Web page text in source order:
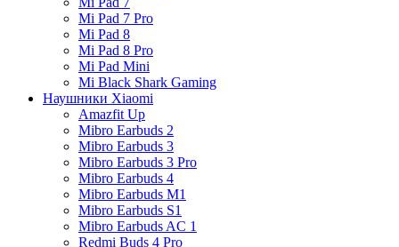
Mi Pad 7 Pro
Mi Pad 8
Mi Pad 8 Pro
Mi Pad Mini
Mi Black Shark Gaming
Наушники Xiaomi
Amazfit Up
Mibro Earbuds 2
Mibro Earbuds 3
Mibro Earbuds 3 Pro
Mibro Earbuds 4
Mibro Earbuds M1
Mibro Earbuds S1
Mibro Earbuds AC 1
Redmi Buds 4 Pro